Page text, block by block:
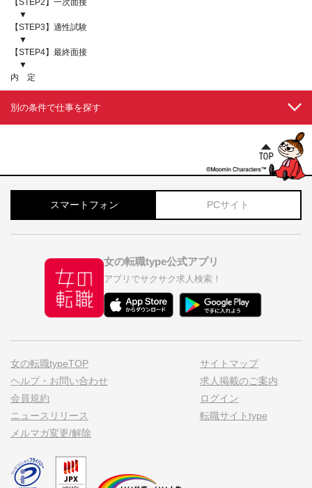
【STEP2】一次面接
▼
【STEP3】適性試験
▼
【STEP4】最終面接
▼
内 定
別の条件で仕事を探す
スマートフォン PCサイト
女の転職type公式アプリ
アプリでサクサク求人検索！
女の転職typeTOP
ヘルプ・お問い合わせ
会員規約
ニュースリリース
メルマガ変更/解除
サイトマップ
求人掲載のご案内
ログイン
転職サイトtype